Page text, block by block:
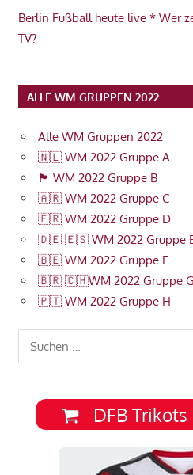
Berlin Fußball heute live * Wer
TV?
ALLE WM GRUPPEN 2022
Alle WM Gruppen 2022
🇳🇱 WM 2022 Gruppe A
🏴󠁧󠁢󠁥󠁮󠁧󠁿 WM 2022 Gruppe B
🇦🇷 WM 2022 Gruppe C
🇫🇷 WM 2022 Gruppe D
🇩🇪 🇪🇸 WM 2022 Gruppe
🇧🇪 WM 2022 Gruppe F
🇧🇷 🇨🇭WM 2022 Gruppe G
🇵🇹 WM 2022 Gruppe H
Suchen
nach:
DFB